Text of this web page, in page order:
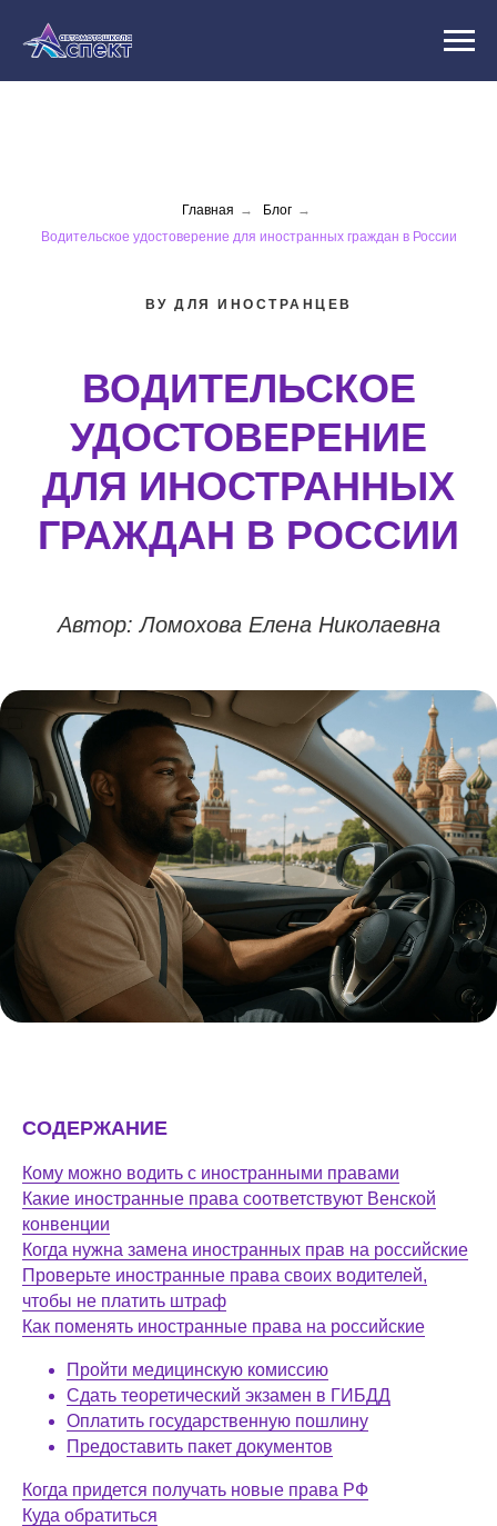
Главная → Блог →
Водительское удостоверение для иностранных граждан в России
ВУ ДЛЯ ИНОСТРАНЦЕВ
ВОДИТЕЛЬСКОЕ
УДОСТОВЕРЕНИЕ
ДЛЯ ИНОСТРАННЫХ
ГРАЖДАН В РОССИИ
Автор: Ломохова Елена Николаевна
СОДЕРЖАНИЕ
Кому можно водить с иностранными правами
Какие иностранные права соответствуют Венской
конвенции
Когда нужна замена иностранных прав на российские
Проверьте иностранные права своих водителей,
чтобы не платить штраф
Как поменять иностранные права на российские
Пройти медицинскую комиссию
Сдать теоретический экзамен в ГИБДД
Оплатить государственную пошлину
Предоставить пакет документов
Когда придется получать новые права РФ
Куда обратиться